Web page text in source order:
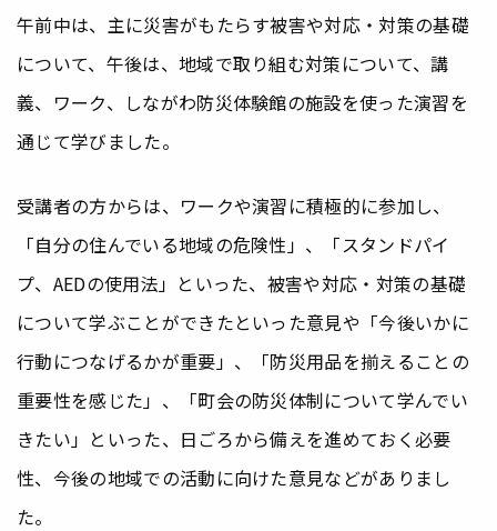
午前中は、主に災害がもたらす被害や対応・対策の基礎
について、午後は、地域で取り組む対策について、講
義、ワーク、しながわ防災体験館の施設を使った演習を
通じて学びました。
受講者の方からは、ワークや演習に積極的に参加し、
「自分の住んでいる地域の危険性」、「スタンドパイ
プ、AEDの使用法」といった、被害や対応・対策の基礎
について学ぶことができたといった意見や「今後いかに
行動につなげるかが重要」、「防災用品を揃えることの
重要性を感じた」、「町会の防災体制について学んでい
きたい」といった、日ごろから備えを進めておく必要
性、今後の地域での活動に向けた意見などがありまし
た。